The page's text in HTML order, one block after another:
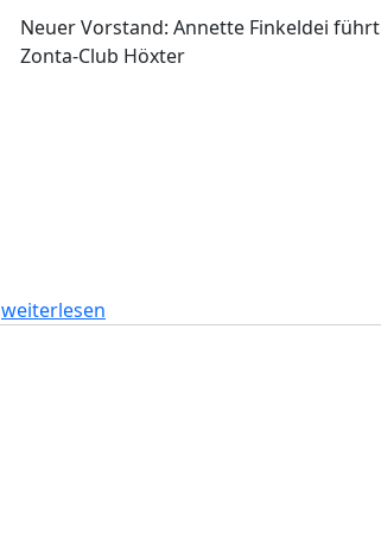
Neuer Vorstand: Annette Finkeldei führt
Zonta-Club Höxter
weiterlesen